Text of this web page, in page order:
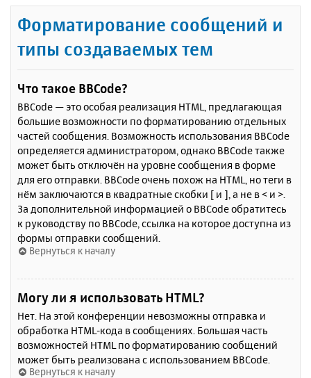
Форматирование сообщений и
типы создаваемых тем
Что такое BBCode?
BBCode — это особая реализация HTML, предлагающая
большие возможности по форматированию отдельных
частей сообщения. Возможность использования BBCode
определяется администратором, однако BBCode также
может быть отключён на уровне сообщения в форме
для его отправки. BBCode очень похож на HTML, но теги в
нём заключаются в квадратные скобки [ и ], а не в < и >.
За дополнительной информацией о BBCode обратитесь
к руководству по BBCode, ссылка на которое доступна из
формы отправки сообщений.
Вернуться к началу
Могу ли я использовать HTML?
Нет. На этой конференции невозможны отправка и
обработка HTML-кода в сообщениях. Большая часть
возможностей HTML по форматированию сообщений
может быть реализована с использованием BBCode.
Вернуться к началу